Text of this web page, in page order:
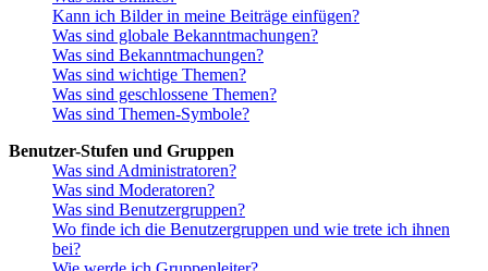
Kann ich Bilder in meine Beiträge einfügen?
Was sind globale Bekanntmachungen?
Was sind Bekanntmachungen?
Was sind wichtige Themen?
Was sind geschlossene Themen?
Was sind Themen-Symbole?
Benutzer-Stufen und Gruppen
Was sind Administratoren?
Was sind Moderatoren?
Was sind Benutzergruppen?
Wo finde ich die Benutzergruppen und wie trete ich ihnen
bei?